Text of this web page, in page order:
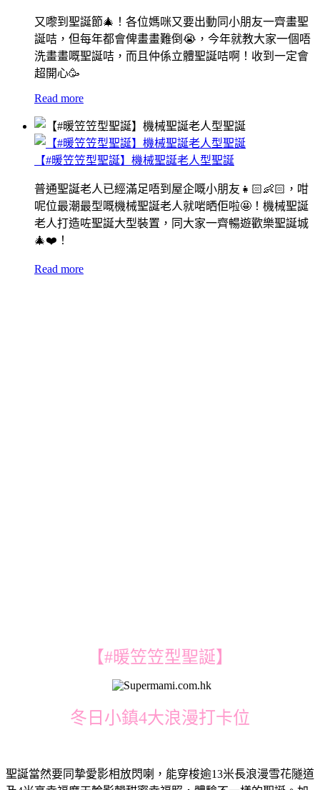
又嚟到聖誕節🎄！各位媽咪又要出動同小朋友一齊畫聖
誕咭，但每年都會俾畫畫難倒😭，今年就教大家一個唔
洗畫畫嘅聖誕咭，而且仲係立體聖誕咭啊！收到一定會
超開心🥳
Read more
【#暖笠笠型聖誕】機械聖誕老人型聖誕
普通聖誕老人已經滿足唔到屋企嘅小朋友👧🏻👶🏻，咁
呢位最潮最型嘅機械聖誕老人就啱晒佢啦🤩！機械聖誕
老人打造咗聖誕大型裝置，同大家一齊暢遊歡樂聖誕城
🎄❤️！
Read more
【#暖笠笠型聖誕】
冬日小鎮4大浪漫打卡位
聖誕當然要同摯愛影相放閃喇，能穿梭逾13米長浪漫雪花隧道